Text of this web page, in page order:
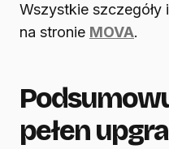
Wszystkie szczegóły
na stronie MOVA.
pełen